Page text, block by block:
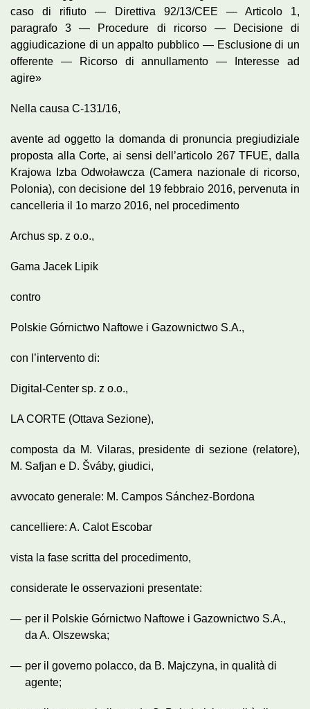
caso di rifiuto — Direttiva 92/13/CEE — Articolo 1,
paragrafo 3 — Procedure di ricorso — Decisione di
aggiudicazione di un appalto pubblico — Esclusione di un
offerente — Ricorso di annullamento — Interesse ad
agire»
Nella causa C‑131/16,
avente ad oggetto la domanda di pronuncia pregiudiziale
proposta alla Corte, ai sensi dell’articolo 267 TFUE, dalla
Krajowa Izba Odwoławcza (Camera nazionale di ricorso,
Polonia), con decisione del 19 febbraio 2016, pervenuta in
cancelleria il 1o marzo 2016, nel procedimento
Archus sp. z o.o.,
Gama Jacek Lipik
contro
Polskie Górnictwo Naftowe i Gazownictwo S.A.,
con l’intervento di:
Digital-Center sp. z o.o.,
LA CORTE (Ottava Sezione),
composta da M. Vilaras, presidente di sezione (relatore),
M. Safjan e D. Šváby, giudici,
avvocato generale: M. Campos Sánchez-Bordona
cancelliere: A. Calot Escobar
vista la fase scritta del procedimento,
considerate le osservazioni presentate:
— per il Polskie Górnictwo Naftowe i Gazownictwo S.A.,
da A. Olszewska;
— per il governo polacco, da B. Majczyna, in qualità di
agente;